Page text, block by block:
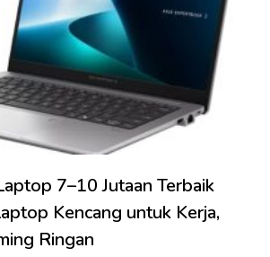
7–10 Jutaan Terbaik
Kencang untuk Kerja,
Ringan